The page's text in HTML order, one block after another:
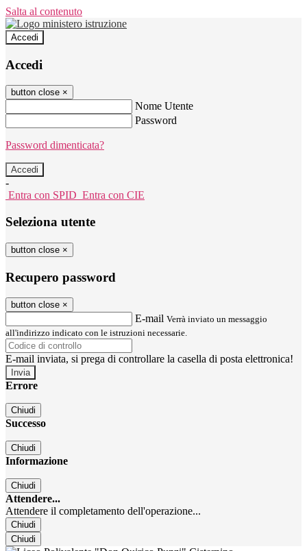
Salta al contenuto
Accedi
Accedi
button close ×
Nome Utente
Password
Password dimenticata?
-
Entra con SPID Entra con CIE
Seleziona utente
button close ×
Recupero password
button close ×
E-mail Verrà inviato un messaggio
all'indirizzo indicato con le istruzioni necessarie.
E-mail inviata, si prega di controllare la casella di posta elettronica!
Errore
Chiudi
Successo
Chiudi
Informazione
Chiudi
Attendere...
Attendere il completamento dell'operazione...
Chiudi
Chiudi